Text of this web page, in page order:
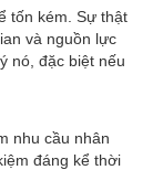
tốn kém. Sự thật
và nguồn lực
nó, đặc biệt nếu
nhu cầu nhân
đáng kể thời